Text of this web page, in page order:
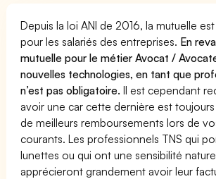
Depuis la loi ANI de 2016, la mutuelle
pour les salariés des entreprises. En
mutuelle pour le métier Avocat /
nouvelles technologies, en tant que
n’est pas obligatoire.Il est cependant
avoir une car cette dernière est
de meilleurs remboursements lors de
courants. Les professionnels TNS qui
lunettes ou qui ont une sensibilité
apprécieront grandement avoir leur